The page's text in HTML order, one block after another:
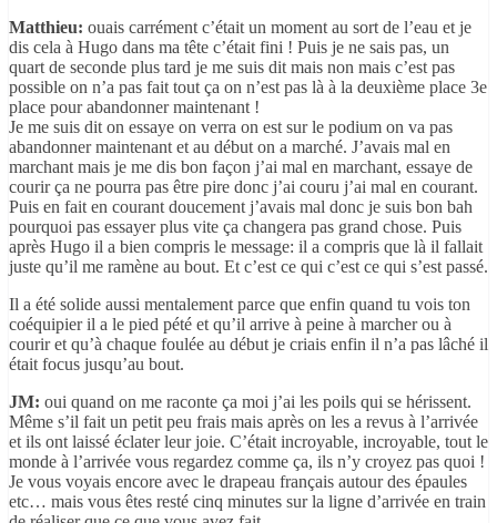
Matthieu: ouais carrément c’était un moment au sort de l’eau et je
dis cela à Hugo dans ma tête c’était fini ! Puis je ne sais pas, un
quart de seconde plus tard je me suis dit mais non mais c’est pas
possible on n’a pas fait tout ça on n’est pas là à la deuxième place 3e
place pour abandonner maintenant !
Je me suis dit on essaye on verra on est sur le podium on va pas
abandonner maintenant et au début on a marché. J’avais mal en
marchant mais je me dis bon façon j’ai mal en marchant, essaye de
courir ça ne pourra pas être pire donc j’ai couru j’ai mal en courant.
Puis en fait en courant doucement j’avais mal donc je suis bon bah
pourquoi pas essayer plus vite ça changera pas grand chose. Puis
après Hugo il a bien compris le message: il a compris que là il fallait
juste qu’il me ramène au bout. Et c’est ce qui c’est ce qui s’est passé.
Il a été solide aussi mentalement parce que enfin quand tu vois ton
coéquipier il a le pied pété et qu’il arrive à peine à marcher ou à
courir et qu’à chaque foulée au début je criais enfin il n’a pas lâché il
était focus jusqu’au bout.
JM: oui quand on me raconte ça moi j’ai les poils qui se hérissent.
Même s’il fait un petit peu frais mais après on les a revus à l’arrivée
et ils ont laissé éclater leur joie. C’était incroyable, incroyable, tout le
monde à l’arrivée vous regardez comme ça, ils n’y croyez pas quoi !
Je vous voyais encore avec le drapeau français autour des épaules
etc… mais vous êtes resté cinq minutes sur la ligne d’arrivée en train